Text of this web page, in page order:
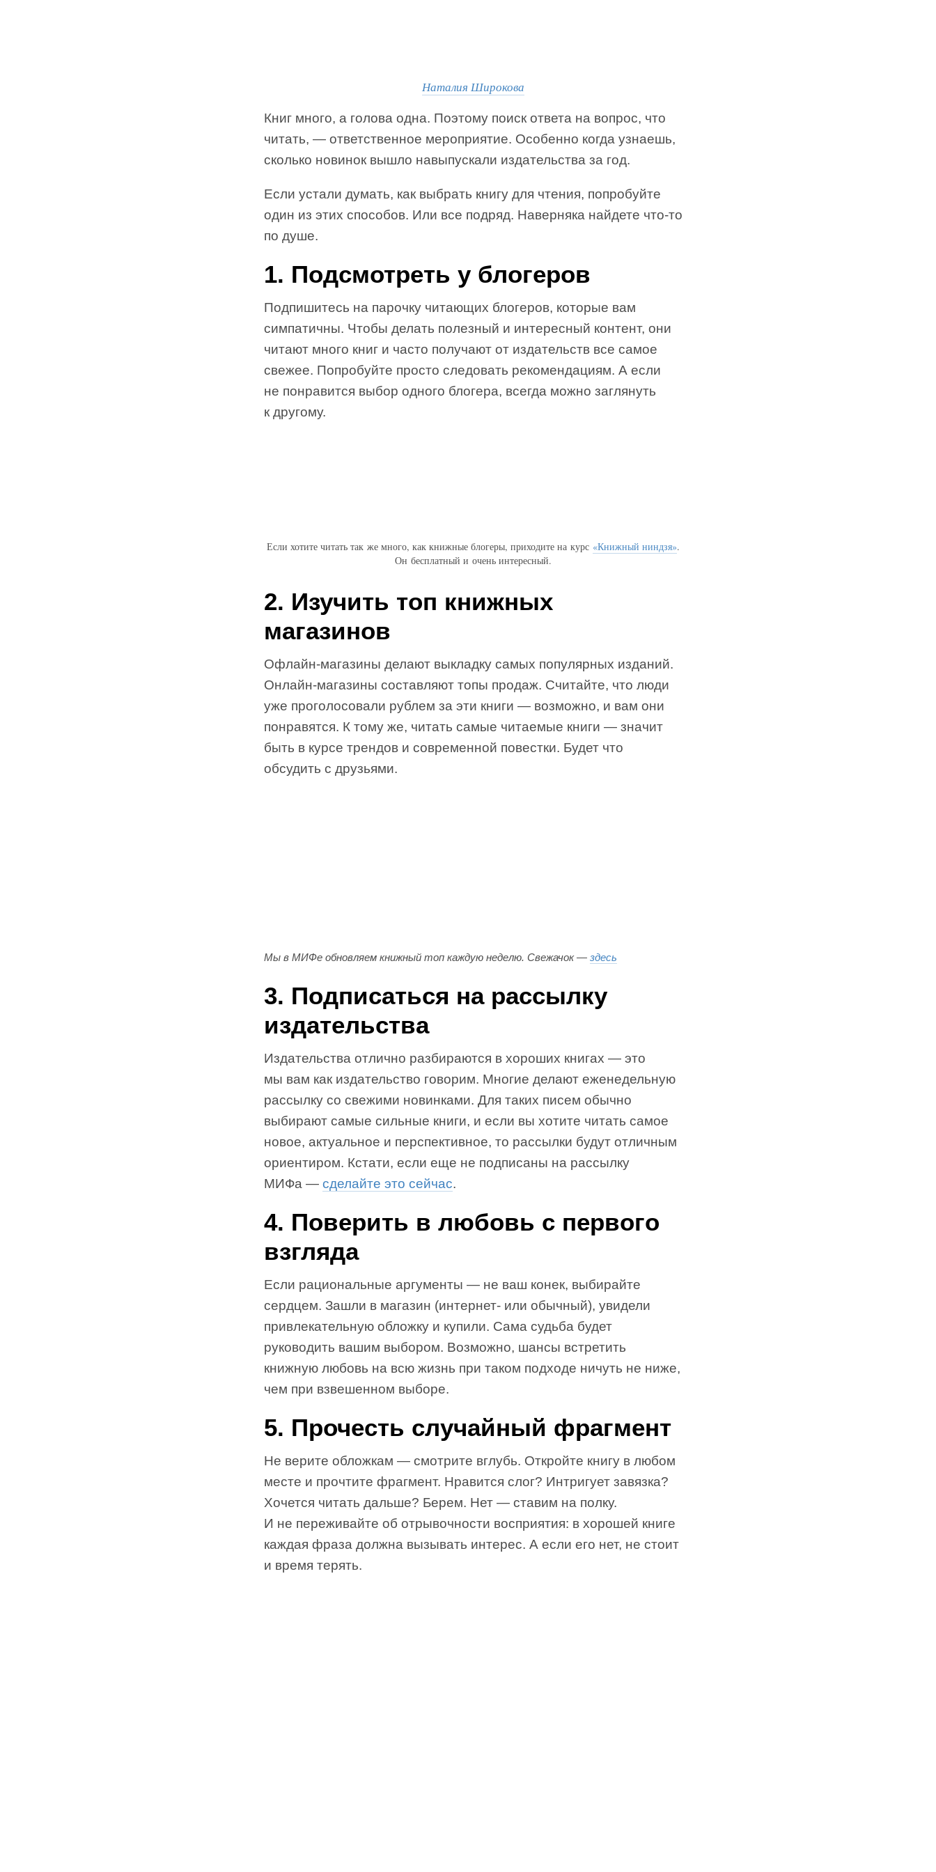
Наталия Широкова
Книг много, а голова одна. Поэтому поиск ответа на вопрос, что
читать, — ответственное мероприятие. Особенно когда узнаешь,
сколько новинок вышло навыпускали издательства за год.
Если устали думать, как выбрать книгу для чтения, попробуйте
один из этих способов. Или все подряд. Наверняка найдете что-то
по душе.
1. Подсмотреть у блогеров
Подпишитесь на парочку читающих блогеров, которые вам
симпатичны. Чтобы делать полезный и интересный контент, они
читают много книг и часто получают от издательств все самое
свежее. Попробуйте просто следовать рекомендациям. А если
не понравится выбор одного блогера, всегда можно заглянуть
к другому.
Если хотите читать так же много, как книжные блогеры, приходите на курс «Книжный ниндзя».
Он бесплатный и очень интересный.
2. Изучить топ книжных
магазинов
Офлайн-магазины делают выкладку самых популярных изданий.
Онлайн-магазины составляют топы продаж. Считайте, что люди
уже проголосовали рублем за эти книги — возможно, и вам они
понравятся. К тому же, читать самые читаемые книги — значит
быть в курсе трендов и современной повестки. Будет что
обсудить с друзьями.
Мы в МИФе обновляем книжный топ каждую неделю. Свежачок — здесь
3. Подписаться на рассылку
издательства
Издательства отлично разбираются в хороших книгах — это
мы вам как издательство говорим. Многие делают еженедельную
рассылку со свежими новинками. Для таких писем обычно
выбирают самые сильные книги, и если вы хотите читать самое
новое, актуальное и перспективное, то рассылки будут отличным
ориентиром. Кстати, если еще не подписаны на рассылку
МИФа — сделайте это сейчас.
4. Поверить в любовь с первого
взгляда
Если рациональные аргументы — не ваш конек, выбирайте
сердцем. Зашли в магазин (интернет- или обычный), увидели
привлекательную обложку и купили. Сама судьба будет
руководить вашим выбором. Возможно, шансы встретить
книжную любовь на всю жизнь при таком подходе ничуть не ниже,
чем при взвешенном выборе.
5. Прочесть случайный фрагмент
Не верите обложкам — смотрите вглубь. Откройте книгу в любом
месте и прочтите фрагмент. Нравится слог? Интригует завязка?
Хочется читать дальше? Берем. Нет — ставим на полку.
И не переживайте об отрывочности восприятия: в хорошей книге
каждая фраза должна вызывать интерес. А если его нет, не стоит
и время терять.